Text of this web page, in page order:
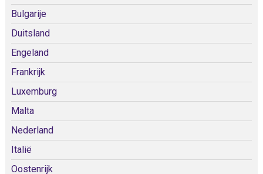
Bulgarije
Duitsland
Engeland
Frankrijk
Luxemburg
Malta
Nederland
Italië
Oostenrijk